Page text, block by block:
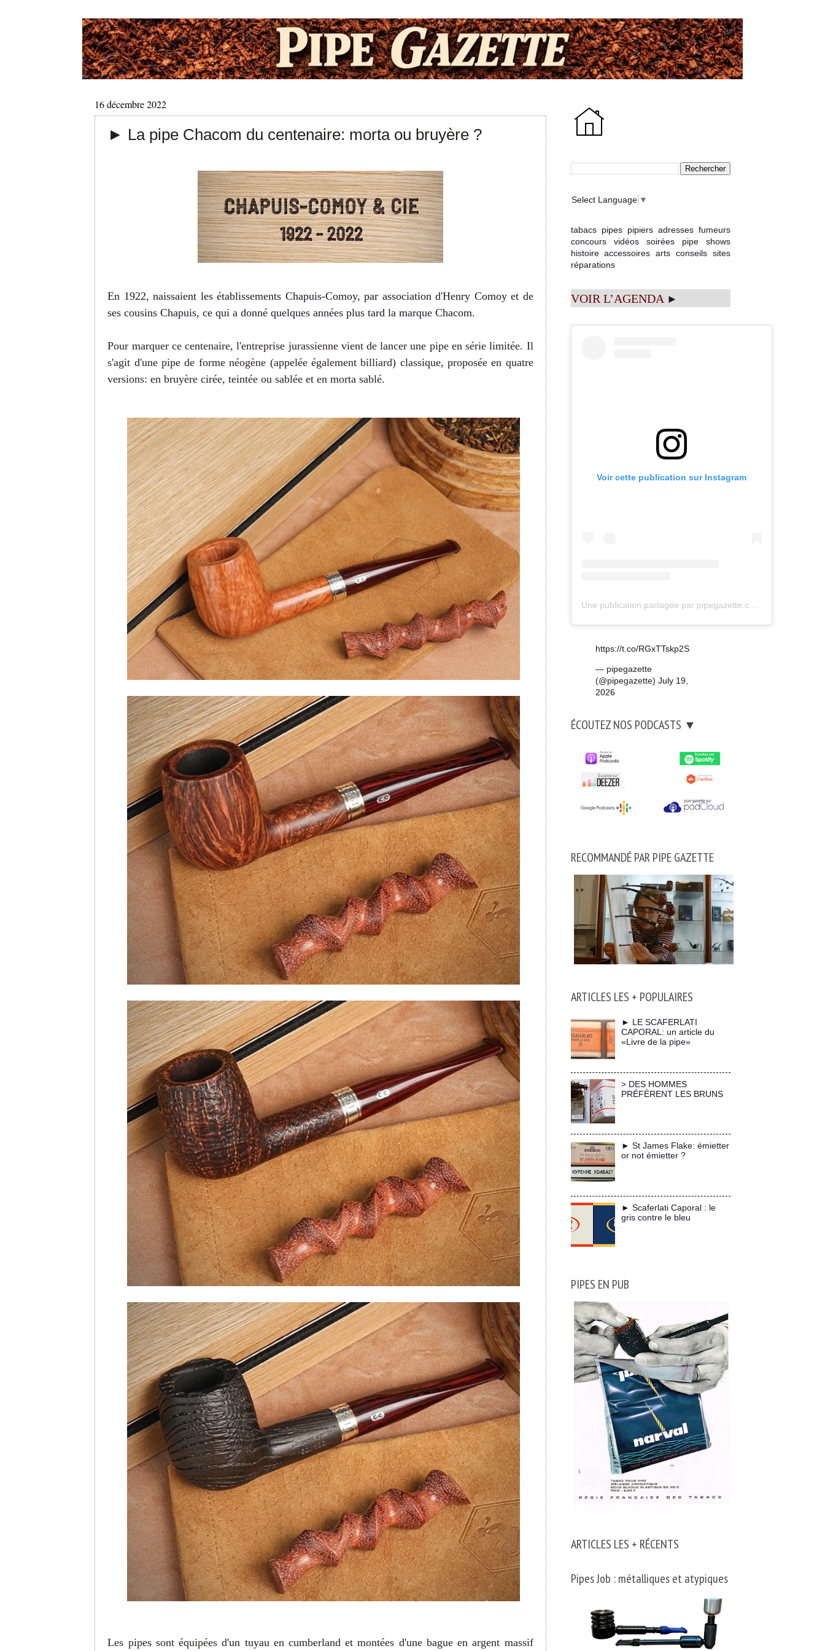
16 décembre 2022
► La pipe Chacom du centenaire: morta ou bruyère ?
En 1922, naissaient les établissements Chapuis-Comoy, par association d'Henry Comoy et de
ses cousins Chapuis, ce qui a donné quelques années plus tard la marque Chacom.
Pour marquer ce centenaire, l'entreprise jurassienne vient de lancer une pipe en série limitée. Il
s'agit d'une pipe de forme néogène (appelée également billiard) classique, proposée en quatre
versions: en bruyère cirée, teintée ou sablée et en morta sablé.
Les pipes sont équipées d'un tuyau en cumberland et montées d'une bague en argent massif
Select Language ▼
tabacs pipes pipiers adresses fumeurs
concours
vidéos soirées
pipe shows
histoire accessoires arts conseils sites
réparations
VOIR L’AGENDA ►
Voir cette publication sur Instagram
Une publication partagée par pipegazette.com (@pipegazette)
https://t.co/RGxTTskp2S
— pipegazette
(@pipegazette) July 19,
2026
ÉCOUTEZ NOS PODCASTS ▼
RECOMMANDÉ PAR PIPE GAZETTE
ARTICLES LES + POPULAIRES
► LE SCAFERLATI
CAPORAL: un article du
«Livre de la pipe»
> DES HOMMES
PRÉFÈRENT LES BRUNS
► St James Flake: émietter
or not émietter ?
► Scaferlati Caporal : le
gris contre le bleu
PIPES EN PUB
ARTICLES LES + RÉCENTS
Pipes Job : métalliques et atypiques